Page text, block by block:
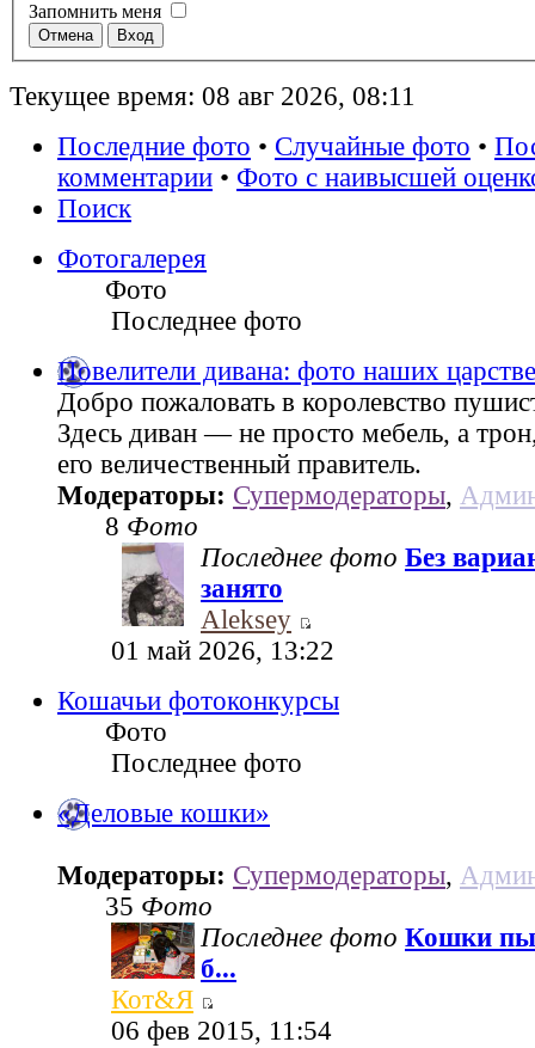
Запомнить меня
Текущее время: 08 авг 2026, 08:11
Последние фото • Случайные фото •
комментарии • Фото с наивысшей
Поиск
Фотогалерея
Фото
Последнее фото
Повелители дивана: фото наших
Добро пожаловать в королевство
Здесь диван — не просто мебель, а
его величественный правитель.
Модераторы: Супермодераторы,
8 Фото
Последнее фото Без
занято
Aleksey
01 май 2026, 13:22
Кошачьи фотоконкурсы
Фото
Последнее фото
«Деловые кошки»
Модераторы: Супермодераторы,
35 Фото
Последнее фото Кошки
б...
Кот&Я
06 фев 2015, 11:54